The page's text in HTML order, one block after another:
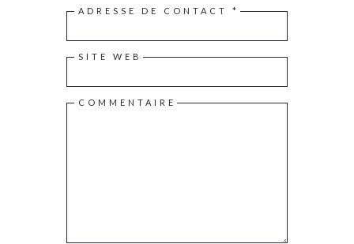
ADRESSE DE CONTACT *
SITE WEB
COMMENTAIRE